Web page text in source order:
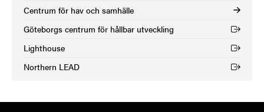
Centrum för hav och samhälle
Göteborgs centrum för hållbar utveckling
(Extern länk)
Lighthouse
(Extern länk)
Northern LEAD
(Extern länk)